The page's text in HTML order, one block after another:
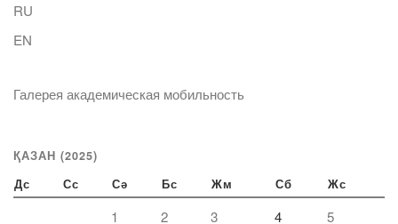
RU
EN
Галерея академическая мобильность
ҚАЗАН (2025)
Дс Сс Сә Бс Жм Сб Жс
1 2 3 4 5